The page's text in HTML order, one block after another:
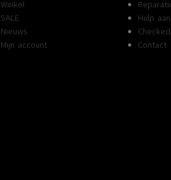
Winkel
SALE
Nieuws
Mijn account
Hulp
Checked
Contact